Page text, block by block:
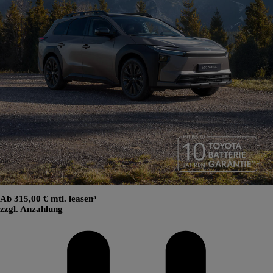
Ab 315,00 € mtl. leasen³
zzgl. Anzahlung